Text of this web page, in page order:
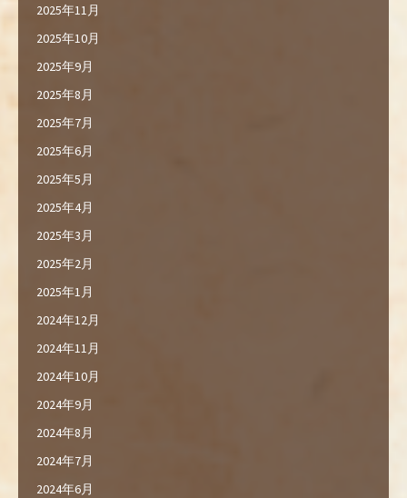
2025年11月
2025年10月
2025年9月
2025年8月
2025年7月
2025年6月
2025年5月
2025年4月
2025年3月
2025年2月
2025年1月
2024年12月
2024年11月
2024年10月
2024年9月
2024年8月
2024年7月
2024年6月